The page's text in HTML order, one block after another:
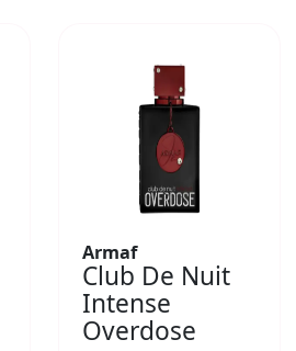
Armaf
Club De Nuit
Intense
Overdose